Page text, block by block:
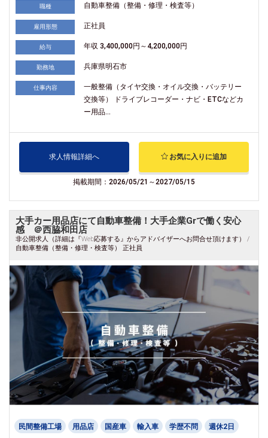
職種 自動車整備（整備・修理・検査等）
雇用形態 正社員
給与 年収 3,400,000円～4,200,000円
勤務地 兵庫県明石市
仕事内容
一般整備（タイヤ交換・オイル交換・バッテリー
交換等） ドライブレコーダー・ナビ・ETCなどカ
ー用品...
求人情報詳細へ お気に入りに追加
掲載期間：2026/05/21～2027/05/15
大手カー用品店にて自動車整備！大手企業Grで働く安心
感 ＠西脇和田店
非公開求人（詳細は『Web応募する』からアドバイザーへお問合せ頂けます） /
自動車整備（整備・修理・検査等） 正社員
民間整備工場 用品店 国産車 輸入車 学歴不問 週休2日